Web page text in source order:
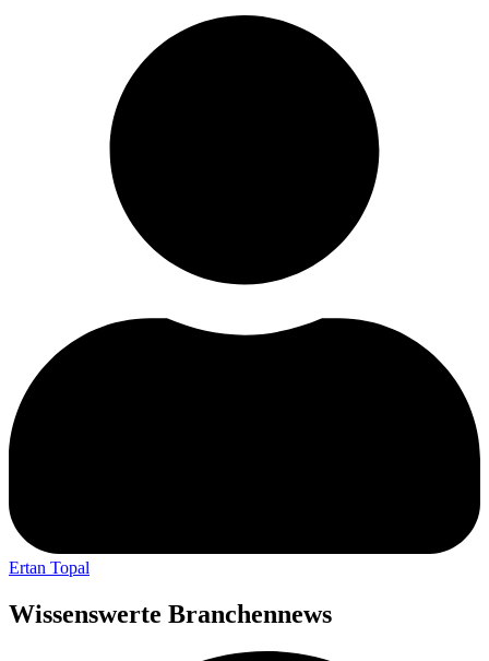
Ertan Topal
Wissenswerte Branchennews